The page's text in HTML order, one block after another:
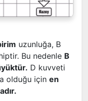
uzunluğa, B
Bu nedenle B
D kuvveti
olduğu için en